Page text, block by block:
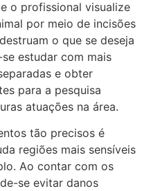
o profissional visualize
por meio de incisões
o que se deseja
estudar com mais
e obter
para a pesquisa
atuações na área.
tão precisos é
regiões mais sensíveis
Ao contar com os
se evitar danos